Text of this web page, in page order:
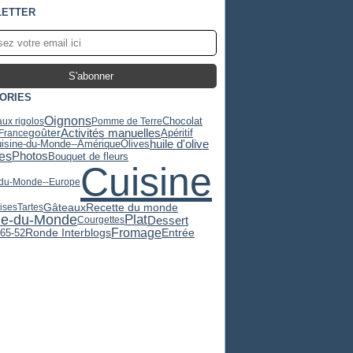
rigolosOignonsPomme de TerreChocolat
goûterActivités manuellesApéritif
du-Monde--AmériqueOliveshuile d'olive
PhotosBouquet de fleurs
Monde--Europe Cuisine
TartesGâteauxRecette du monde
du-MondeCourgettesPlatDessert
52Ronde InterblogsFromageEntrée